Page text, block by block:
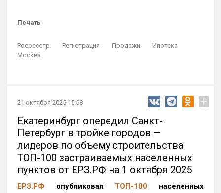
Печать
Росреестр Регистрация Продажи
Ипотека
Москва
21 октября 2025 15:58 +
Екатеринбург опередил Санкт-
Петербург в тройке городов —
лидеров по объему строительства:
ТОП-100 застраиваемых населенных
пунктов от ЕРЗ.РФ на 1 октября 2025
ЕРЗ.РФ опубликовал ТОП-100 населенных